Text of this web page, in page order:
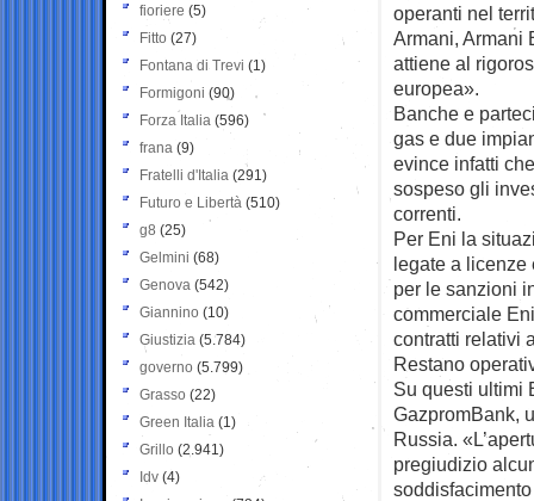
operanti nel
Armani, Armani
attiene al
europea».
Banche e
gas e due
evince infatti
sospeso gli
correnti.
Per Eni la
legate a licenze
per le sanzioni
commerciale
contratti relativi
Restano
Su questi ultimi
GazpromBank,
Russia.
pregiudizio
fioriere (5)
Fitto (27)
Fontana di Trevi (1)
Formigoni (90)
Forza Italia (596)
frana (9)
Fratelli d'Italia (291)
Futuro e Libertà (510)
g8 (25)
Gelmini (68)
Genova (542)
Giannino (10)
Giustizia (5.784)
governo (5.799)
Grasso (22)
Green Italia (1)
Grillo (2.941)
Idv (4)